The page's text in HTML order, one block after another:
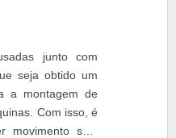
junto com
seja obtido um
a montagem de
Com isso, é
movimento seja